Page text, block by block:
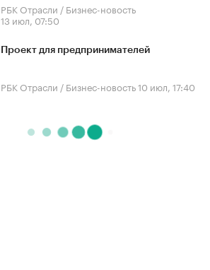
РБК Отрасли / Бизнес-новость
13 июл, 07:50
Проект для предпринимателей
РБК Отрасли / Бизнес-новость10 июл, 17:40